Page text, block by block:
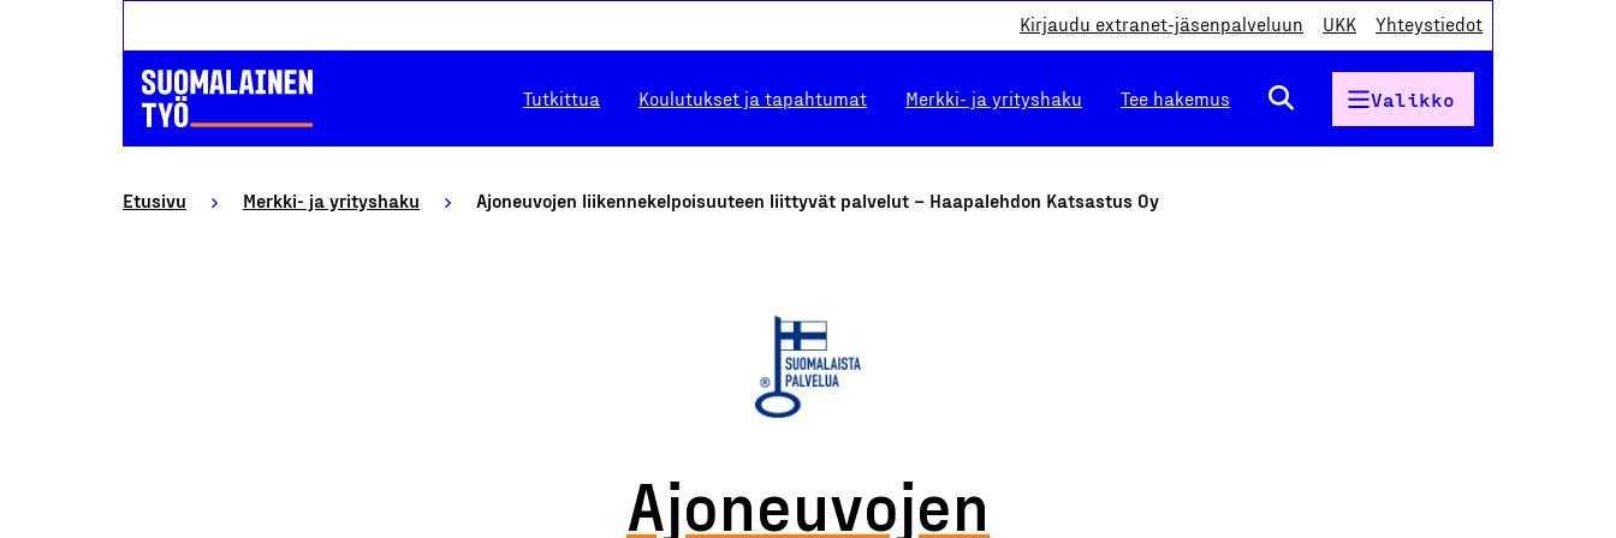
Kirjaudu extranet-jäsenpalveluun UKK Yhteystiedot
Tutkittua Koulutukset ja tapahtumat Merkki- ja yrityshaku Tee hakemus Valikko
Etusivu Merkki- ja yrityshaku Ajoneuvojen liikennekelpoisuuteen liittyvät palvelut – Haapalehdon Katsastus Oy
Ajoneuvojen